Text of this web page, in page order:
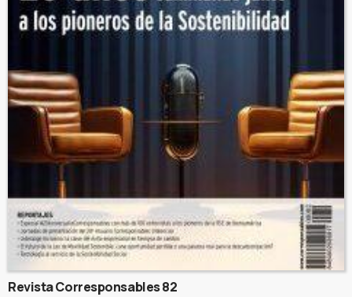
Revista Corresponsables 82